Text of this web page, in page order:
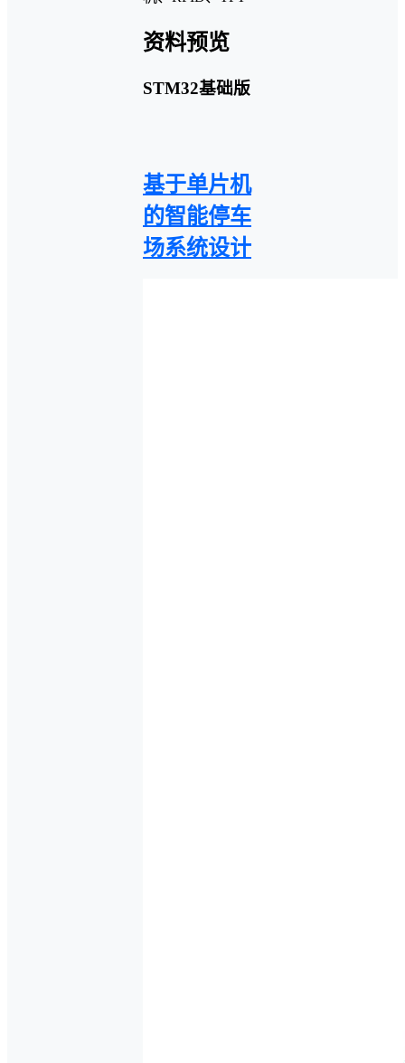
资料预览
STM32基础版
基于单片机
的智能停车
场系统设计